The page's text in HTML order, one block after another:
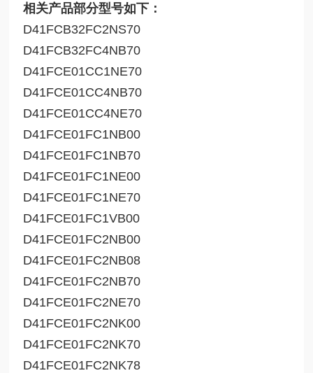
相关产品部分型号如下：
D41FCB32FC2NS70
D41FCB32FC4NB70
D41FCE01CC1NE70
D41FCE01CC4NB70
D41FCE01CC4NE70
D41FCE01FC1NB00
D41FCE01FC1NB70
D41FCE01FC1NE00
D41FCE01FC1NE70
D41FCE01FC1VB00
D41FCE01FC2NB00
D41FCE01FC2NB08
D41FCE01FC2NB70
D41FCE01FC2NE70
D41FCE01FC2NK00
D41FCE01FC2NK70
D41FCE01FC2NK78